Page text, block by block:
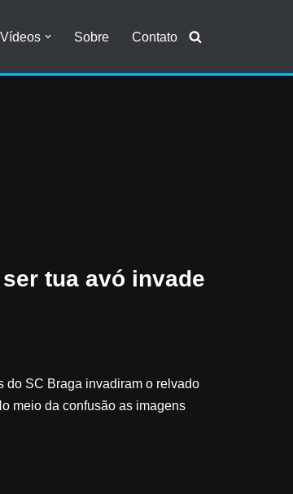
Vídeos Sobre Contato
tua avó invade
do SC Braga invadiram o relvado
meio da confusão as imagens